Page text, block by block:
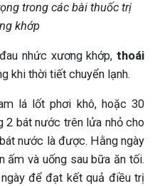
trong các bài thuốc trị
khớp
nhức xương khớp, thoái
khi thời tiết chuyển lạnh.
lá lốt phơi khô, hoặc 30
2 bát nước trên lửa nhỏ cho
nước là được. Hằng ngày
ấm và uống sau bữa ăn tối.
để đạt kết quả điều trị